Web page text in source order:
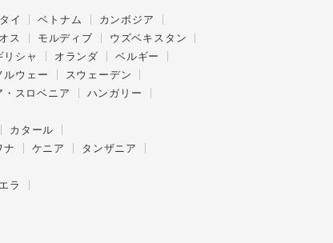
タイ ベトナム
カンボジア
ス モルディブ
ウズベキスタン
リシャ オランダ
ベルギー
ルウェー
スウェーデン
・スロベニア
ハンガリー
カタール
ナ ケニア
タンザニア
ラ